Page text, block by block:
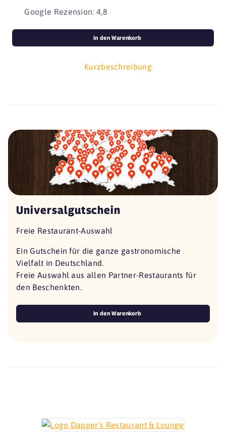
Google Rezension: 4,8
Kurzbeschreibung
in den Warenkorb
Universalgutschein
Freie Restaurant-Auswahl
Ein Gutschein für die ganze gastronomische
Vielfalt in Deutschland.
Freie Auswahl aus allen Partner-Restaurants für
den Beschenkten.
In den Warenkorb